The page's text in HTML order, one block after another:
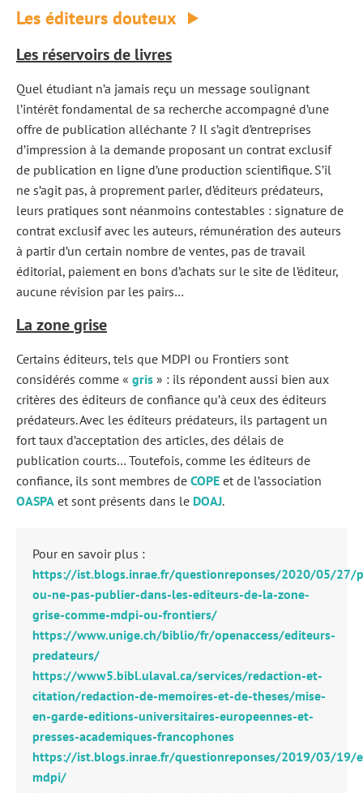
Les éditeurs douteux
Les réservoirs de livres
Quel étudiant n’a jamais reçu un message soulignant
l’intérêt fondamental de sa recherche accompagné d’une
offre de publication alléchante ? Il s’agit d’entreprises
d’impression à la demande proposant un contrat exclusif
de publication en ligne d’une production scientifique. S’il
ne s’agit pas, à proprement parler, d’éditeurs prédateurs,
leurs pratiques sont néanmoins contestables : signature de
contrat exclusif avec les auteurs, rémunération des auteurs
à partir d’un certain nombre de ventes, pas de travail
éditorial, paiement en bons d’achats sur le site de l’éditeur,
aucune révision par les pairs…
La zone grise
Certains éditeurs, tels que MDPI ou Frontiers sont
considérés comme « gris » : ils répondent aussi bien aux
critères des éditeurs de confiance qu’à ceux des éditeurs
prédateurs. Avec les éditeurs prédateurs, ils partagent un
fort taux d’acceptation des articles, des délais de
publication courts… Toutefois, comme les éditeurs de
confiance, ils sont membres de COPE et de l’association
OASPA et sont présents dans le DOAJ.
Pour en savoir plus :
https://ist.blogs.inrae.fr/questionreponses/2020/05/27/
ou-ne-pas-publier-dans-les-editeurs-de-la-zone-
grise-comme-mdpi-ou-frontiers/
https://www.unige.ch/biblio/fr/openaccess/editeurs-
predateurs/
https://www5.bibl.ulaval.ca/services/redaction-et-
citation/redaction-de-memoires-et-de-theses/mise-
en-garde-editions-universitaires-europeennes-et-
presses-academiques-francophones
https://ist.blogs.inrae.fr/questionreponses/2019/03/19/
mdpi/